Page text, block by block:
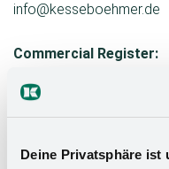
Deine Privatsphäre ist
info@kesseboehmer.de
Commercial Register:
Commercial Register.
Register
Register Number: HRA